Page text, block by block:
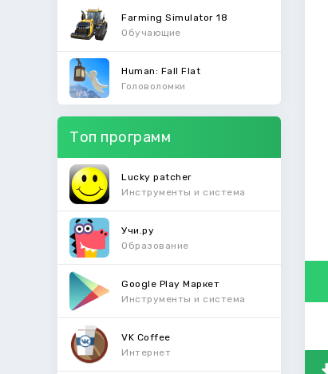
Farming Simulator 18
Обучающие
Human: Fall Flat
Головоломки
Топ программ
Lucky patcher
Инструменты и система
Учи.ру
Образование
Google Play Маркет
Инструменты и система
VK Coffee
Интернет